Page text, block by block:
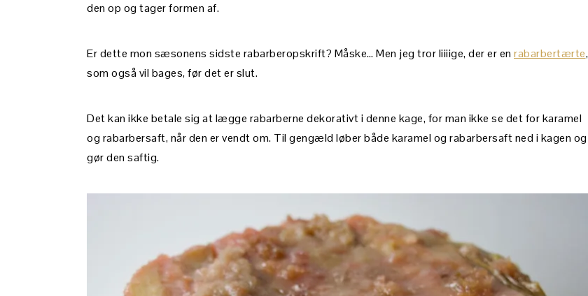
den op og tager formen af.
Er dette mon sæsonens sidste rabarberopskrift? Måske… Men jeg tror liiiige, der er en rabarbertærte,
som også vil bages, før det er slut.
Det kan ikke betale sig at lægge rabarberne dekorativt i denne kage, for man ikke se det for karamel
og rabarbersaft, når den er vendt om. Til gengæld løber både karamel og rabarbersaft ned i kagen og
gør den saftig.